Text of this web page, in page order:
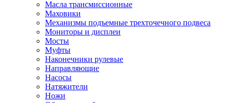
Масла трансмиссионные
Маховики
Механизмы подъемные трехточечного подвеса
Мониторы и дисплеи
Мосты
Муфты
Наконечники рулевые
Направляющие
Насосы
Натяжители
Ножи